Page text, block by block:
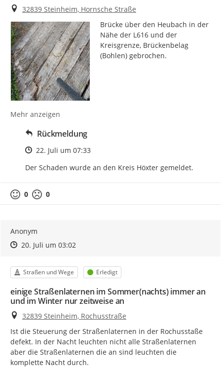
Ort
32839 Steinheim, Hornsche Straße
Brücke über den Heubach in der
Nähe der L616 und der
Kreisgrenze, Brückenbelag
(Bohlen) gebrochen.
Mehr anzeigen
Rückmeldung
Zeitpunkt des Erstellens
22. Juli um 07:33
Der Schaden wurde an den Kreis Höxter gemeldet.
0 0
Anonym
Zeitpunkt des Erstellens
Zeitpunkt des Erstellens
20. Juli um 03:02Zur Äußerung
Kategorie
Straßen und Wege Status
Erledigt
einige Straßenlaternen im Sommer(nachts) immer an
und im Winter nur zeitweise an
Ort
32839 Steinheim, Rochusstraße
Ist die Steuerung der Straßenlaternen in der Rochusstaße
defekt. In der Nacht leuchten nicht alle Straßenlaternen
aber die Straßenlaternen die an sind leuchten die
komplette Nacht durch.